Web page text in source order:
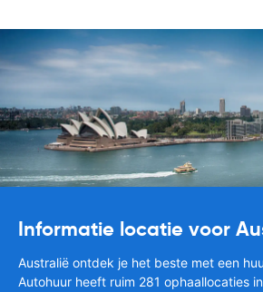
Informatie locatie voor
Australië ontdek je het beste met een
Autohuur heeft ruim 281 ophaallocaties